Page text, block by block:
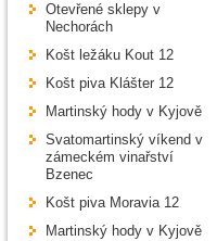
Otevřené sklepy v
Nechorách
Košt ležáku Kout 12
Košt piva Klášter 12
Martinský hody v Kyjově
Svatomartinský víkend v
zámeckém vinařství
Bzenec
Košt piva Moravia 12
Martinský hody v Kyjově